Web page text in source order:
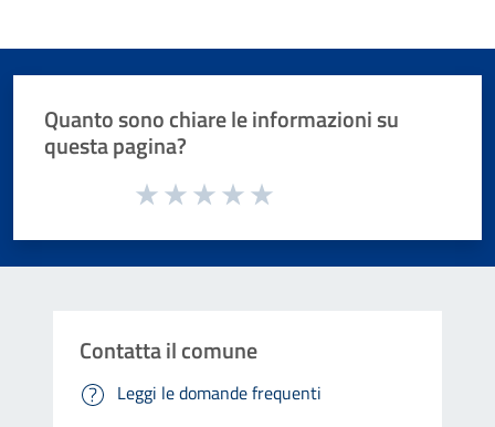
Quanto sono chiare le informazioni su
questa pagina?
Valuta da 1 a 5 stelle la pagina
Contatta il comune
Leggi le domande frequenti